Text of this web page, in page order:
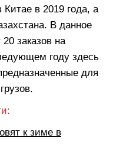
в 2019 года, а
В данное
заказов на
году здесь
для
к зиме в